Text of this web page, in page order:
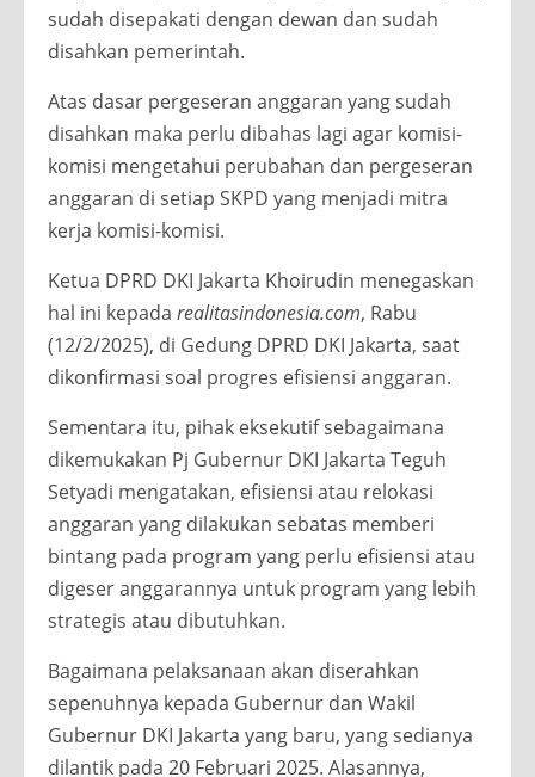
sudah disepakati dengan dewan dan sudah
disahkan pemerintah.
Atas dasar pergeseran anggaran yang sudah
disahkan maka perlu dibahas lagi agar komisi-
komisi mengetahui perubahan dan pergeseran
anggaran di setiap SKPD yang menjadi mitra
kerja komisi-komisi.
Ketua DPRD DKI Jakarta Khoirudin menegaskan
hal ini kepada realitasindonesia.com, Rabu
(12/2/2025), di Gedung DPRD DKI Jakarta, saat
dikonfirmasi soal progres efisiensi anggaran.
Sementara itu, pihak eksekutif sebagaimana
dikemukakan Pj Gubernur DKI Jakarta Teguh
Setyadi mengatakan, efisiensi atau relokasi
anggaran yang dilakukan sebatas memberi
bintang pada program yang perlu efisiensi atau
digeser anggarannya untuk program yang lebih
strategis atau dibutuhkan.
Bagaimana pelaksanaan akan diserahkan
sepenuhnya kepada Gubernur dan Wakil
Gubernur DKI Jakarta yang baru, yang sedianya
dilantik pada 20 Februari 2025. Alasannya,